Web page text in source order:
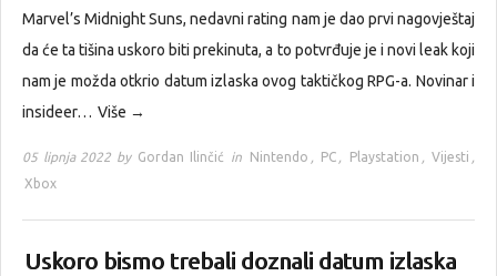
Marvel’s Midnight Suns, nedavni rating nam je dao prvi nagovještaj
da će ta tišina uskoro biti prekinuta, a to potvrđuje je i novi leak koji
nam je možda otkrio datum izlaska ovog taktičkog RPG-a. Novinar i
insideer… Više →
05 lipnja 2022 by Gordan Ilinčić in Nintendo , PC , Playstation , Vijesti ,
Xbox
Uskoro bismo trebali doznali datum izlaska